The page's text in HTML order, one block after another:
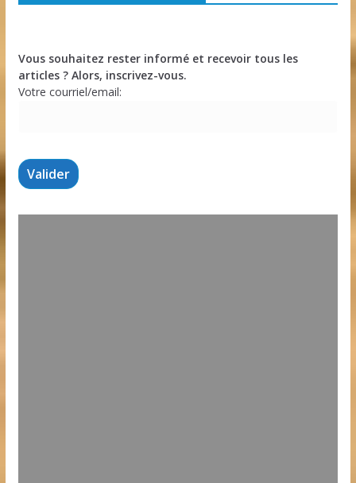
Vous souhaitez rester informé et recevoir tous les
articles ? Alors, inscrivez-vous.
Votre courriel/email: